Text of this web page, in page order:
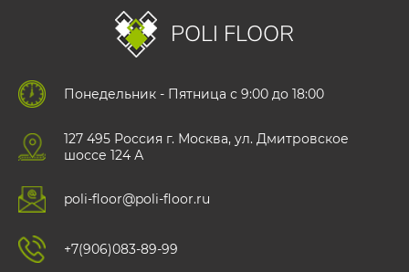
POLI FLOOR
Понедельник - Пятница с 9:00 до 18:00
127 495 Роccия г. Москва, ул. Дмитровское
шоссе 124 А
poli-floor@poli-floor.ru
+7(906)083-89-99